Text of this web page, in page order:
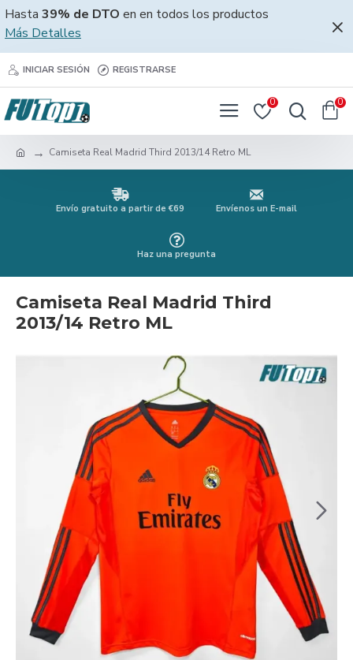
Hasta 39% de DTO en en todos los productos
Más Detalles
INICIAR SESIÓN REGISTRARSE
0 0
Camiseta Real Madrid Third 2013/14 Retro ML
Envío gratuito a partir de €69 Envíenos un E-mail
Haz una pregunta
Camiseta Real Madrid Third
2013/14 Retro ML